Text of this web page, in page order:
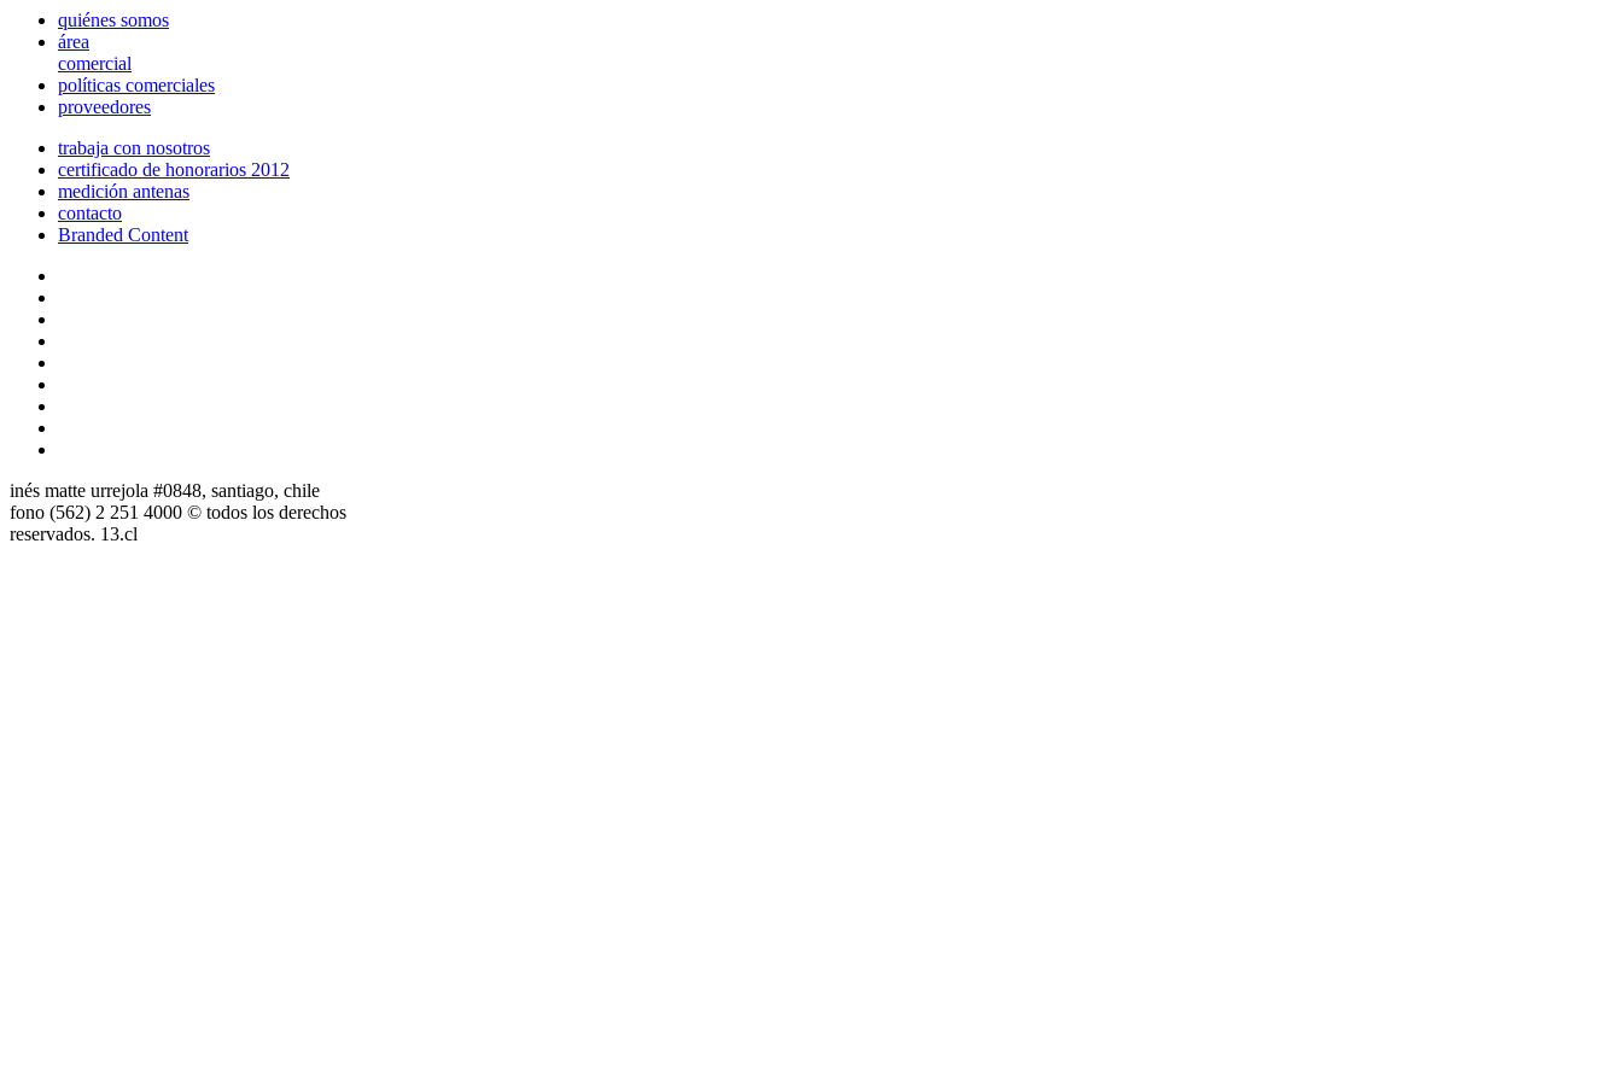
quiénes somos
área
comercial
políticas comerciales
proveedores
trabaja con nosotros
certificado de honorarios 2012
medición antenas
contacto
Branded Content
inés matte urrejola #0848, santiago, chile
fono (562) 2 251 4000 © todos los derechos
reservados. 13.cl